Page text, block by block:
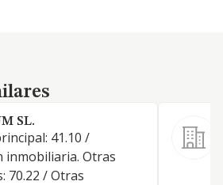
SL.
41.10 /
inmobiliaria. Otras
70.22 / Otras